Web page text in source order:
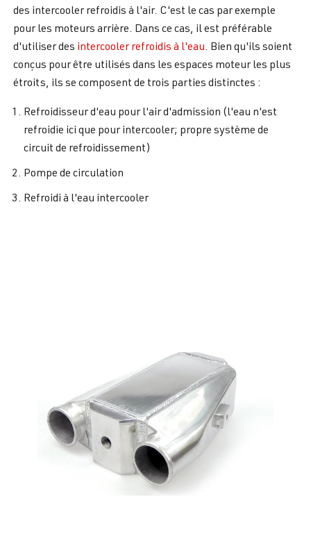
des intercooler refroidis à l'air. C'est le cas par exemple
pour les moteurs arrière. Dans ce cas, il est préférable
d'utiliser des intercooler refroidis à l'eau. Bien qu'ils soient
conçus pour être utilisés dans les espaces moteur les plus
étroits, ils se composent de trois parties distinctes :
Refroidisseur d'eau pour l'air d'admission (l'eau n'est
refroidie ici que pour intercooler; propre système de
circuit de refroidissement)
Pompe de circulation
Refroidi à l'eau intercooler